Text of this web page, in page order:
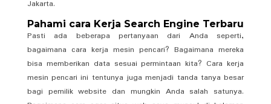
Jakarta.
Pahami cara Kerja Search Engine Terbaru
Pasti ada beberapa pertanyaan dari Anda seperti,
bagaimana cara kerja mesin pencari? Bagaimana mereka
bisa memberikan data sesuai permintaan kita? Cara kerja
mesin pencari ini tentunya juga menjadi tanda tanya besar
bagi pemilik website dan mungkin Anda salah satunya.